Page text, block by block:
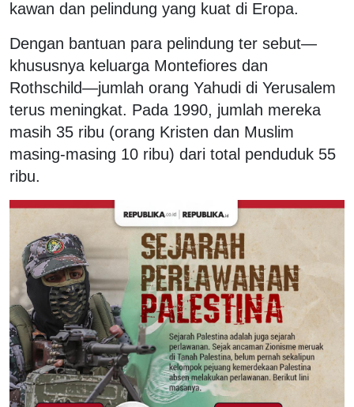
kawan dan pelindung yang kuat di Eropa.
Dengan bantuan para pelindung ter sebut—
khususnya keluarga Montefiores dan
Rothschild—jumlah orang Yahudi di Yerusalem
terus meningkat. Pada 1990, jumlah mereka
masih 35 ribu (orang Kristen dan Muslim
masing-masing 10 ribu) dari total penduduk 55
ribu.